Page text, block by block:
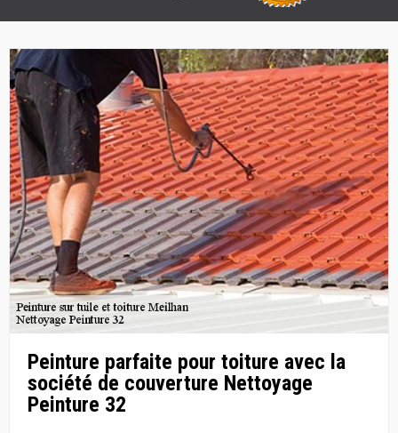
Peinture parfaite pour toiture avec la
société de couverture Nettoyage
Peinture 32